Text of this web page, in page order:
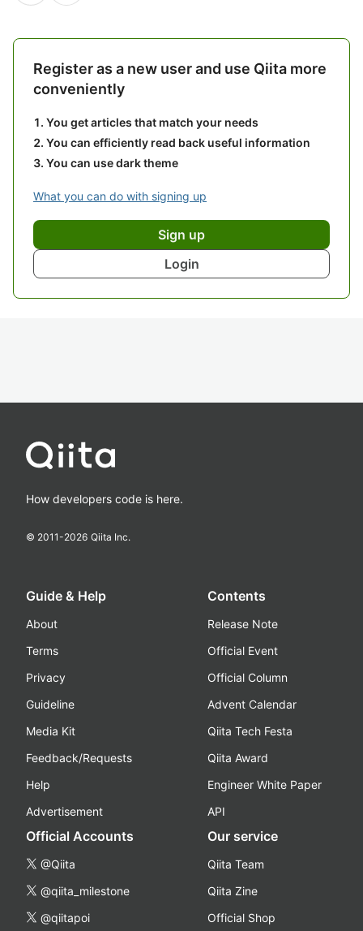
Register as a new user and use Qiita more
conveniently
You get articles that match your needs
You can efficiently read back useful information
You can use dark theme
What you can do with signing up
Sign up
Login
How developers code is here.
© 2011-2026 Qiita Inc.
Guide & Help
About
Terms
Privacy
Guideline
Media Kit
Feedback/Requests
Help
Advertisement
Contents
Release Note
Official Event
Official Column
Advent Calendar
Qiita Tech Festa
Qiita Award
Engineer White Paper
API
Official Accounts
@Qiita
@qiita_milestone
@qiitapoi
Our service
Qiita Team
Qiita Zine
Official Shop